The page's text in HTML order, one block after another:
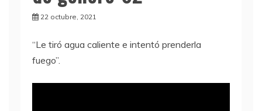
22 octubre, 2021
“Le tiró agua caliente e intentó prenderla
fuego”.